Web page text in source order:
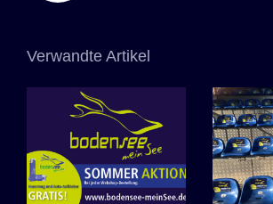
Verwandte Artikel